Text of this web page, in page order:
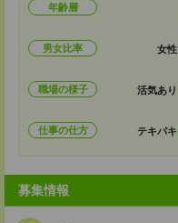
年齢層
男女比率 女性
職場の様子 活気あり
仕事の仕方 テキパキ
募集情報